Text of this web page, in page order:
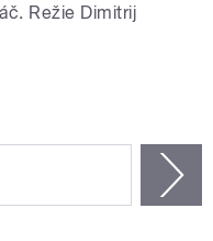
Režie Dimitrij